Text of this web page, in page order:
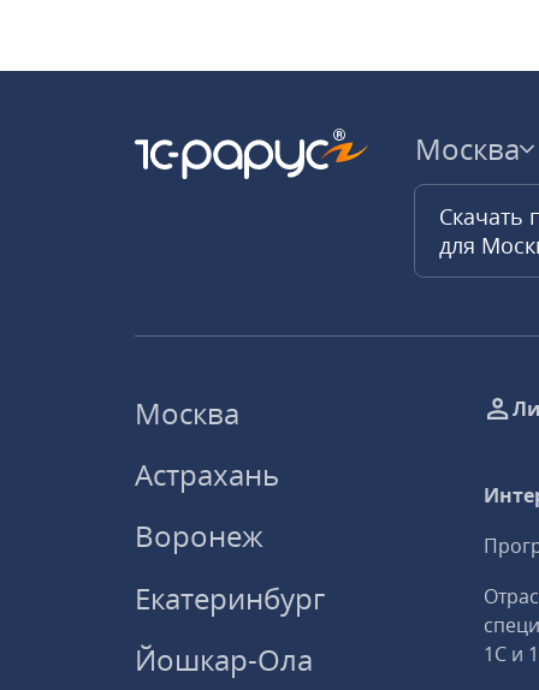
Москва
Скачать
для
Москва
Астрахань
Воронеж
Екатеринбург
Йошкар-Ола
1С и